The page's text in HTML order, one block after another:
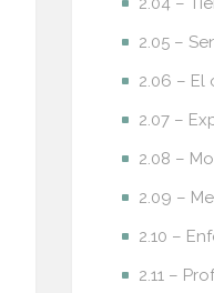
2.05 –
2.06 – El
2.07 –
2.08 –
2.09 –
2.10 –
2.11 –